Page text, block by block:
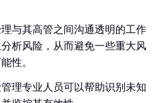
与其高管之间沟通透明的工作
析风险，从而避免一些重大风
性。
理专业人员可以帮助识别未知